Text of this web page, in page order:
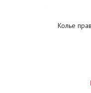
Колье